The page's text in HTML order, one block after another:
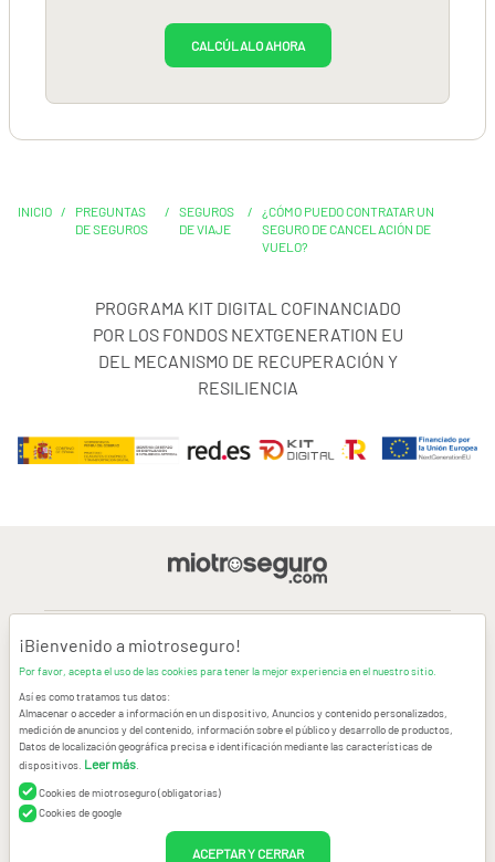
CALCÚLALO AHORA
INICIO /
PREGUNTAS
DE SEGUROS
/
SEGUROS
DE VIAJE
/
¿CÓMO PUEDO CONTRATAR UN
SEGURO DE CANCELACIÓN DE
VUELO?
PROGRAMA KIT DIGITAL COFINANCIADO
POR LOS FONDOS NEXTGENERATION EU
DEL MECANISMO DE RECUPERACIÓN Y
RESILIENCIA
AVISO LEGAL
CONDICIONES GENERALES DE USO
POLÍTICA DE PRIVACIDAD|CANAL DE DENUNCIAS|COOKIES
CONTACTAR
© Copyright miotroseguro.com 2026. Todos los derechos reservados
¡Bienvenido a miotroseguro!
Por favor, acepta el uso de las cookies para tener la mejor experiencia en el nuestro sitio.
Así es como tratamos tus datos:
Almacenar o acceder a información en un dispositivo, Anuncios y contenido personalizados,
medición de anuncios y del contenido, información sobre el público y desarrollo de productos,
Datos de localización geográfica precisa e identificación mediante las características de
dispositivos. Leer más
Cookies de miotroseguro (obligatorias)
Cookies de google
ACEPTAR Y CERRAR